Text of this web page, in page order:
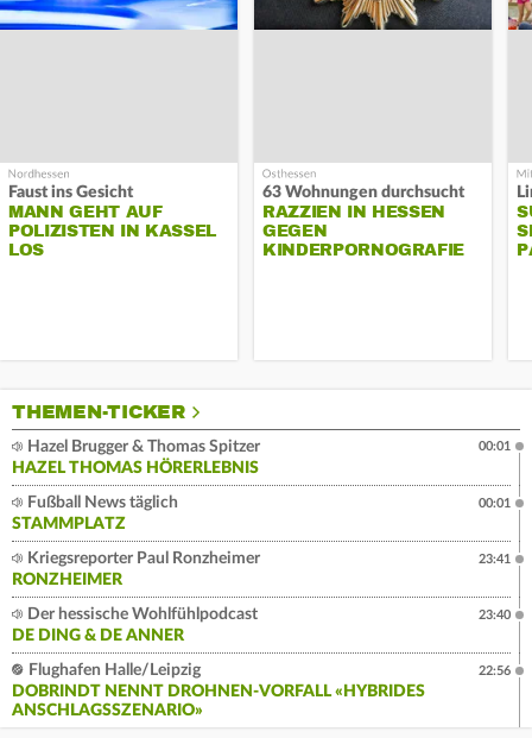
Faust ins Gesicht
MANN GEHT AUF
POLIZISTEN IN KASSEL
LOS
63 Wohnungen durchsucht
RAZZIEN IN HESSEN
GEGEN
KINDERPORNOGRAFIE
THEMEN-TICKER
Hazel Brugger & Thomas Spitzer
HAZEL THOMAS HÖRERLEBNIS
00:01
Fußball News täglich
STAMMPLATZ
00:01
Kriegsreporter Paul Ronzheimer
RONZHEIMER
23:41
Der hessische Wohlfühlpodcast
DE DING & DE ANNER
23:40
Flughafen Halle/Leipzig
DOBRINDT NENNT DROHNEN-VORFALL «HYBRIDES
ANSCHLAGSSZENARIO»
22:56